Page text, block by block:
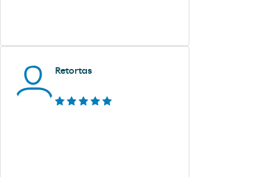
Retortas